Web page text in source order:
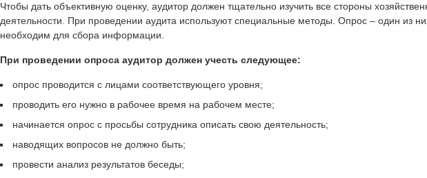
Чтобы дать объективную оценку, аудитор должен тщательно изучить все стороны
деятельности. При проведении аудита используют специальные методы. Опрос – один из
необходим для сбора информации.
При проведении опроса аудитор должен учесть следующее:
опрос проводится с лицами соответствующего уровня;
проводить его нужно в рабочее время на рабочем месте;
начинается опрос с просьбы сотрудника описать свою деятельность;
наводящих вопросов не должно быть;
провести анализ результатов беседы;